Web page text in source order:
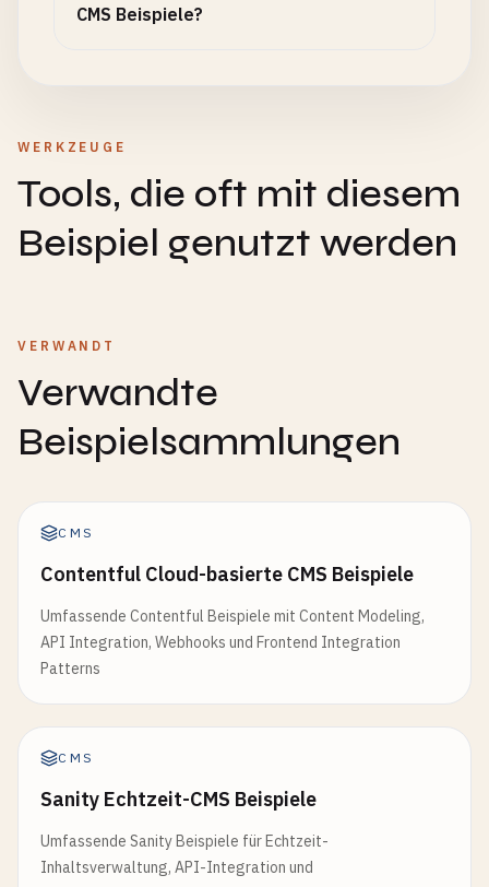
CMS Beispiele?
WERKZEUGE
Tools, die oft mit diesem
Beispiel genutzt werden
VERWANDT
Verwandte
Beispielsammlungen
CMS
Contentful Cloud-basierte CMS Beispiele
Umfassende Contentful Beispiele mit Content Modeling,
API Integration, Webhooks und Frontend Integration
Patterns
CMS
Sanity Echtzeit-CMS Beispiele
Umfassende Sanity Beispiele für Echtzeit-
Inhaltsverwaltung, API-Integration und